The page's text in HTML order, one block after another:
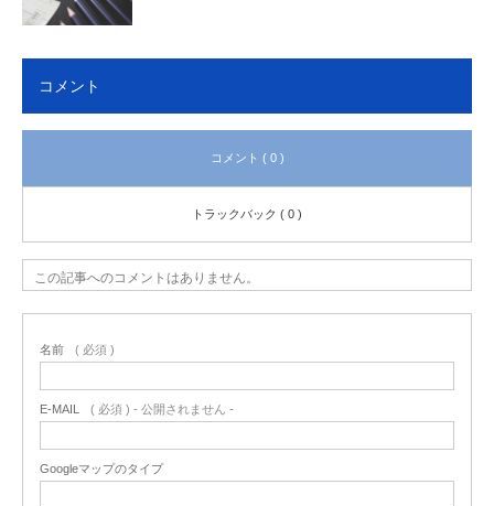
コメント
コメント ( 0 )
トラックバック ( 0 )
この記事へのコメントはありません。
名前 ( 必須 )
E-MAIL ( 必須 ) - 公開されません -
Googleマップのタイプ